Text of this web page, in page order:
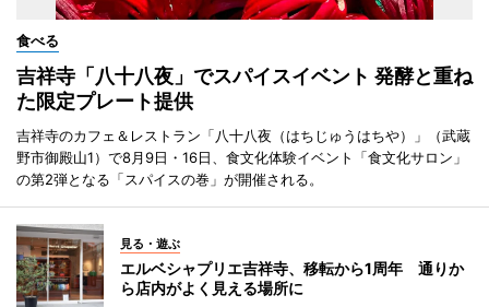
食べる
吉祥寺「八十八夜」でスパイスイベント 発酵と重ね
た限定プレート提供
吉祥寺のカフェ＆レストラン「八十八夜（はちじゅうはちや）」（武蔵
野市御殿山1）で8月9日・16日、食文化体験イベント「食文化サロン」
の第2弾となる「スパイスの巻」が開催される。
見る・遊ぶ
エルベシャプリエ吉祥寺、移転から1周年 通りか
ら店内がよく見える場所に